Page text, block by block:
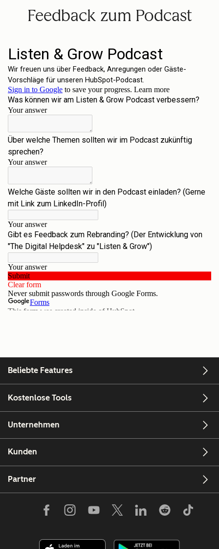
Feedback zum Podcast
Beliebte Features
Kostenlose Tools
Unternehmen
Kunden
Partner